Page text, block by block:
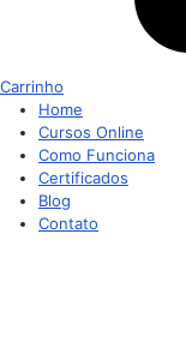
Carrinho
Home
Cursos Online
Como Funciona
Certificados
Blog
Contato